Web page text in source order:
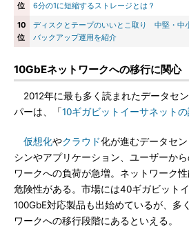
位
6分の1に短縮するストレージとは？
10
位
ディスクとテープのいいとこ取り 中堅・中
バックアップ運用を紹介
10GbEネットワークへの移行に関心
2012年に最も多く読まれたデータセ
パーは、「10ギガビットイーサネットの
仮想化やクラウド化が進むデータセ
シンやアプリケーション、ユーザーか
ワークへの負荷が急増。ネットワーク
危険性がある。市場には40ギガビット
100GbE対応製品も出始めているが、多
ワークへの移行段階にあるといえる。